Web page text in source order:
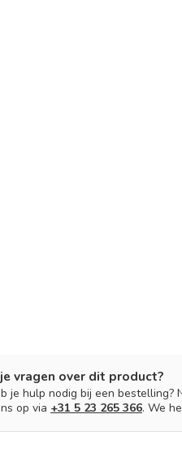
vragen over dit product?
je hulp nodig bij een bestelling?
op via +31 5 23 265 366. We